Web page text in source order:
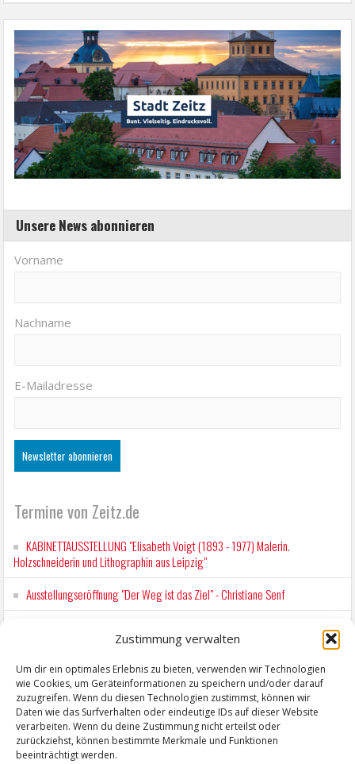
Zustimmung verwalten
Um dir ein optimales Erlebnis zu bieten, verwenden wir Technologien
wie Cookies, um Geräteinformationen zu speichern und/oder darauf
zuzugreifen. Wenn du diesen Technologien zustimmst, können wir
Daten wie das Surfverhalten oder eindeutige IDs auf dieser Website
verarbeiten. Wenn du deine Zustimmung nicht erteilst oder
zurückziehst, können bestimmte Merkmale und Funktionen
beeinträchtigt werden.
Unsere News abonnieren
Vorname
Nachname
E-Mailadresse
Termine von Zeitz.de
KABINETTAUSSTELLUNG "Elisabeth Voigt (1893 - 1977) Malerin.
Holzschneiderin und Lithographin aus Leipzig"
Ausstellungseröffnung "Der Weg ist das Ziel" - Christiane Senf
Kunstfest Zeitz